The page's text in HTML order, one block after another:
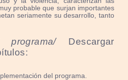
probable que surjan importantes
seriamente su desarrollo, tanto
programa/ Descargar
del programa.